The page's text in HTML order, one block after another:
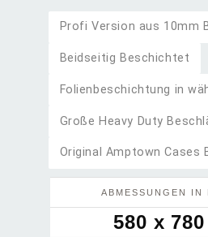
Profi Version aus 10mm
Beidseitig Beschichtet
Folienbeschichtung in
Große Heavy Duty
Original Amptown Cases
ABMESSUNGEN IN
580 x